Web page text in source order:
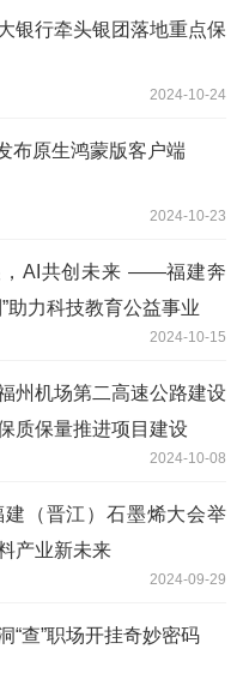
银行牵头银团落地重点保
2024-10-24
布原生鸿蒙版客户端
2024-10-23
，AI共创未来 ——福建奔
助力科技教育公益事业
2024-10-15
州机场第二高速公路建设
质保量推进项目建设
2024-10-08
建（晋江）石墨烯大会举
产业新未来
2024-09-29
“查”职场开挂奇妙密码